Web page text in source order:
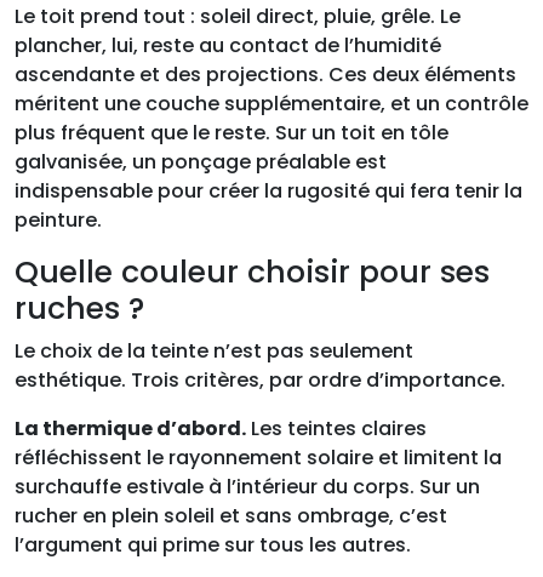
Le toit prend tout : soleil direct, pluie, grêle. Le
plancher, lui, reste au contact de l’humidité
ascendante et des projections. Ces deux éléments
méritent une couche supplémentaire, et un contrôle
plus fréquent que le reste. Sur un toit en tôle
galvanisée, un ponçage préalable est
indispensable pour créer la rugosité qui fera tenir la
peinture.
Quelle couleur choisir pour ses
ruches ?
Le choix de la teinte n’est pas seulement
esthétique. Trois critères, par ordre d’importance.
La thermique d’abord. Les teintes claires
réfléchissent le rayonnement solaire et limitent la
surchauffe estivale à l’intérieur du corps. Sur un
rucher en plein soleil et sans ombrage, c’est
l’argument qui prime sur tous les autres.